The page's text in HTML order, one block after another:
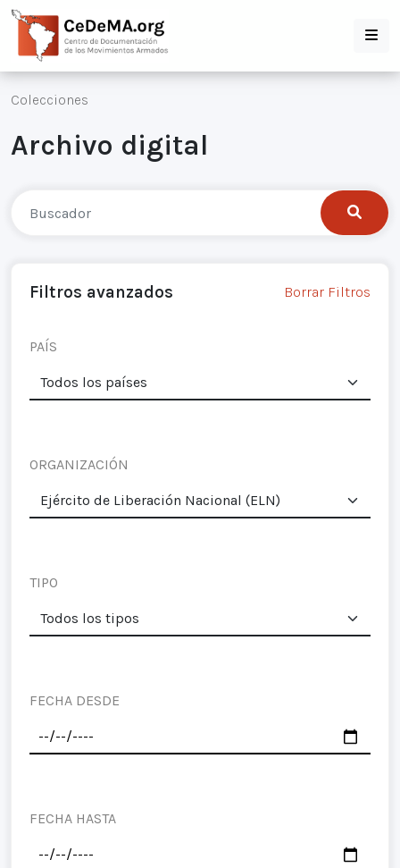
Colecciones
Archivo digital
Filtros avanzados Borrar Filtros
PAÍS
ORGANIZACIÓN
TIPO
FECHA DESDE
FECHA HASTA